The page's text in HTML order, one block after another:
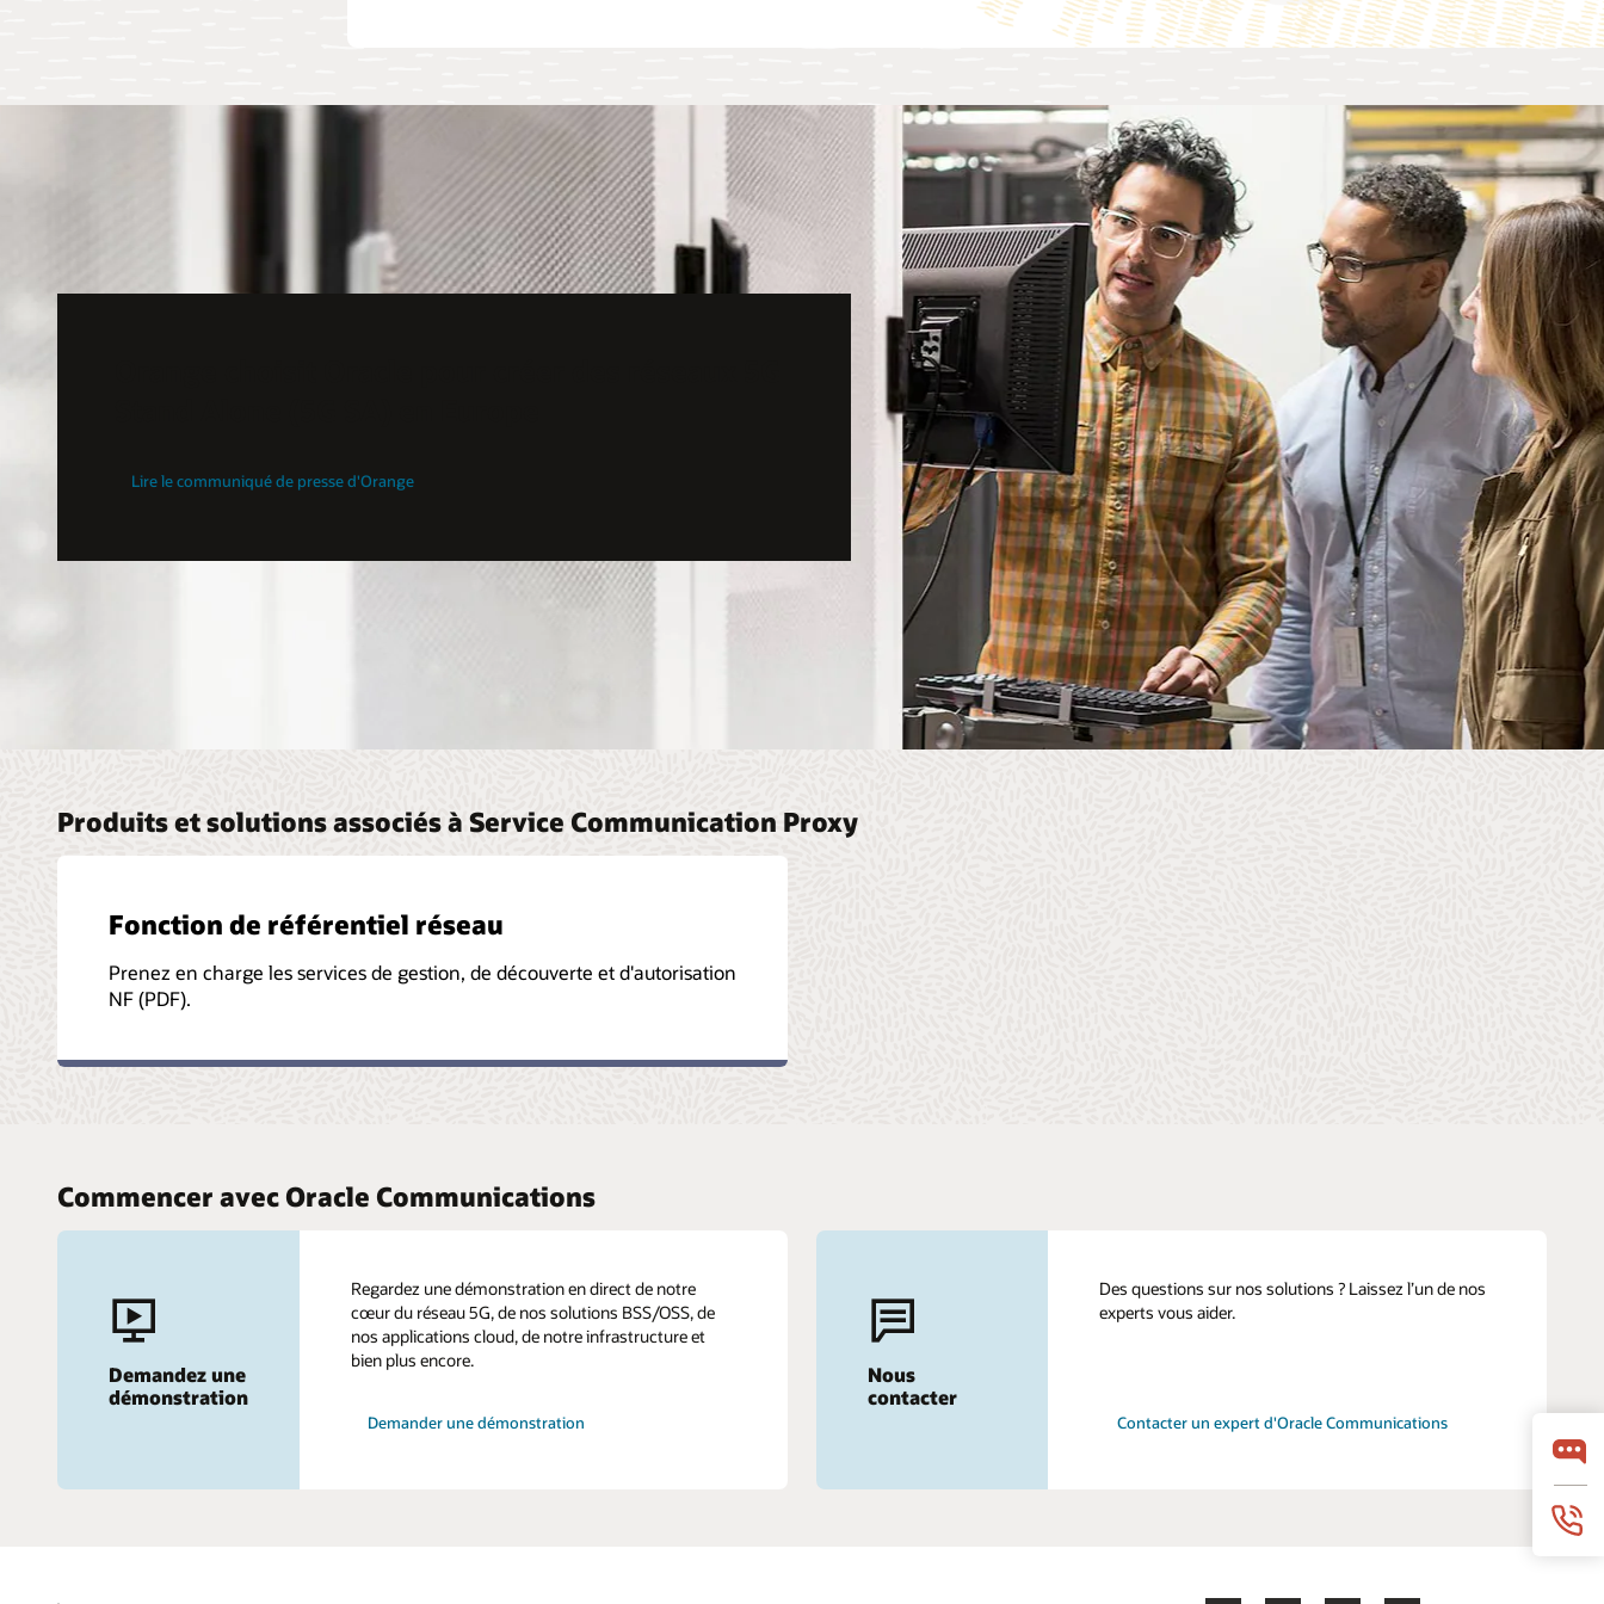
Lire le communiqué de presse d'Orange
Produits et solutions associés à Service Communication Proxy
Fonction de référentiel réseau
Prenez en charge les services de gestion, de découverte et d'autorisation
NF (PDF).
Commencer avec Oracle Communications
Demandez une
démonstration
Regardez une démonstration en direct de notre
cœur du réseau 5G, de nos solutions BSS/OSS, de
nos applications cloud, de notre infrastructure et
bien plus encore.
Demander une démonstration
Nous
contacter
Des questions sur nos solutions ? Laissez l’un de nos
experts vous aider.
Contacter un expert d'Oracle Communications